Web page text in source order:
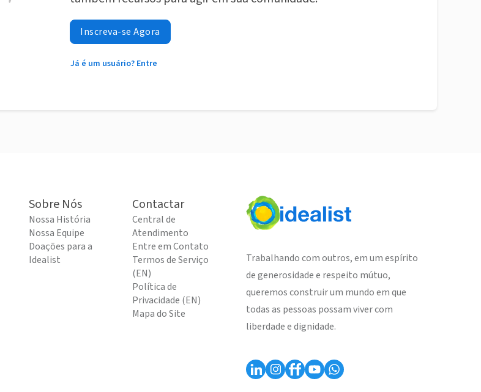
Inscreva-se Agora
Já é um usuário? Entre
Sobre Nós
Nossa História
Nossa Equipe
Doações para a
Idealist
Contactar
Central de
Atendimento
Entre em Contato
Termos de Serviço
(EN)
Política de
Privacidade (EN)
Mapa do Site
Trabalhando com outros, em um espírito
de generosidade e respeito mútuo,
queremos construir um mundo em que
todas as pessoas possam viver com
liberdade e dignidade.